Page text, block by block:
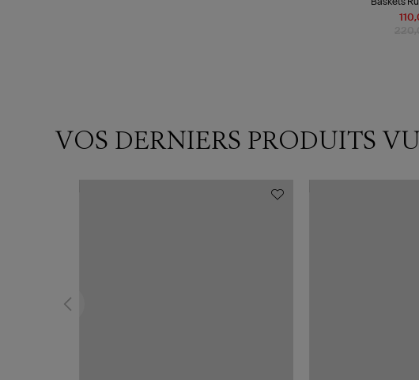
VOS DERNIERS PRODUITS